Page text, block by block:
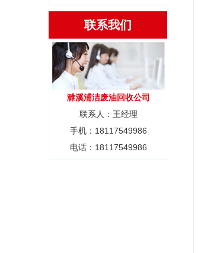
联系我们
濉溪浦洁废油回收公司
联系人：王经理
手机：18117549986
电话：18117549986